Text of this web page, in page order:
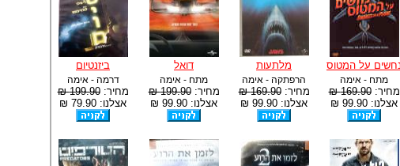
על המטוס
מתח - אימה
מחיר:169.90 ₪
אצלנו: 99.90 ₪
מלתעות
הרפתקה - אימה
מחיר:169.90 ₪
אצלנו: 99.90 ₪
דואל
מתח - אימה
מחיר:199.90 ₪
אצלנו: 99.90 ₪
ביזנטיום
דרמה - אימה
מחיר:199.90 ₪
אצלנו: 79.90 ₪